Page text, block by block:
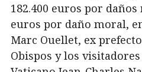
182.400 euros por
euros por daño moral,
Marc Ouellet, ex
Obispos y los